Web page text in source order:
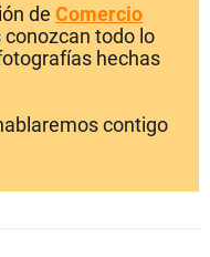
de Comercio
todo lo
hechas
contigo